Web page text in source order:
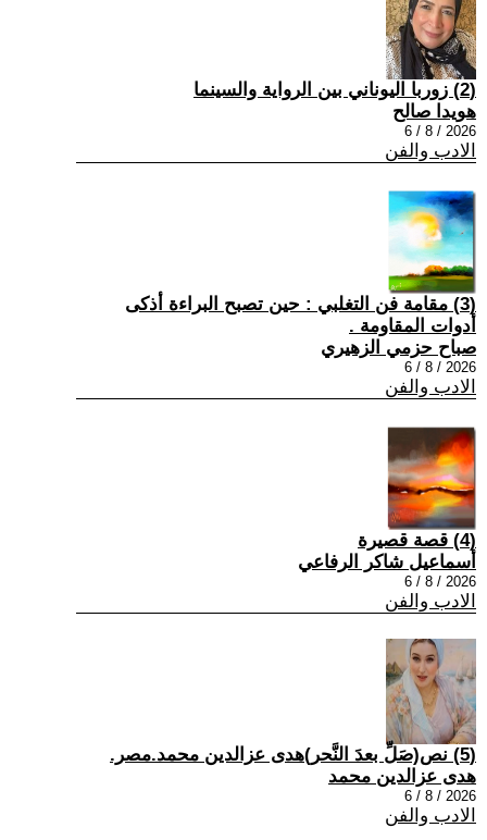
(2) زوربا اليوناني بين الرواية والسينما
هويدا صالح
2026 / 8 / 6
الادب والفن
(3) مقامة فن التغلبي : حين تصبح البراءة أذكى
أدوات المقاومة .
صباح حزمي الزهيري
2026 / 8 / 6
الادب والفن
(4) قصة قصيرة
أسماعيل شاكر الرفاعي
2026 / 8 / 6
الادب والفن
(5) نص(صَلِّ بعدَ النَّحر)هدى عزالدين محمد.مصر.
هدى عزالدين محمد
2026 / 8 / 6
الادب والفن